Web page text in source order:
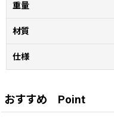
重量
材質
仕様
おすすめ Point